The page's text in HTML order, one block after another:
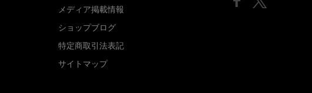
メディア掲載情報
ショップブログ
特定商取引法表記
サイトマップ